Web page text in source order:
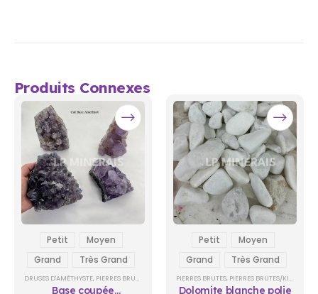
Produits Connexes
Petit
Moyen
Grand
Très Grand
DRUSES D'AMÉTHYSTE, PIERRES BRUTES
Base coupée
Petit
Moyen
Grand
Très Grand
PIERRES BRUTES, PIERRES BRUTES/KILO
Dolomite blanche polie